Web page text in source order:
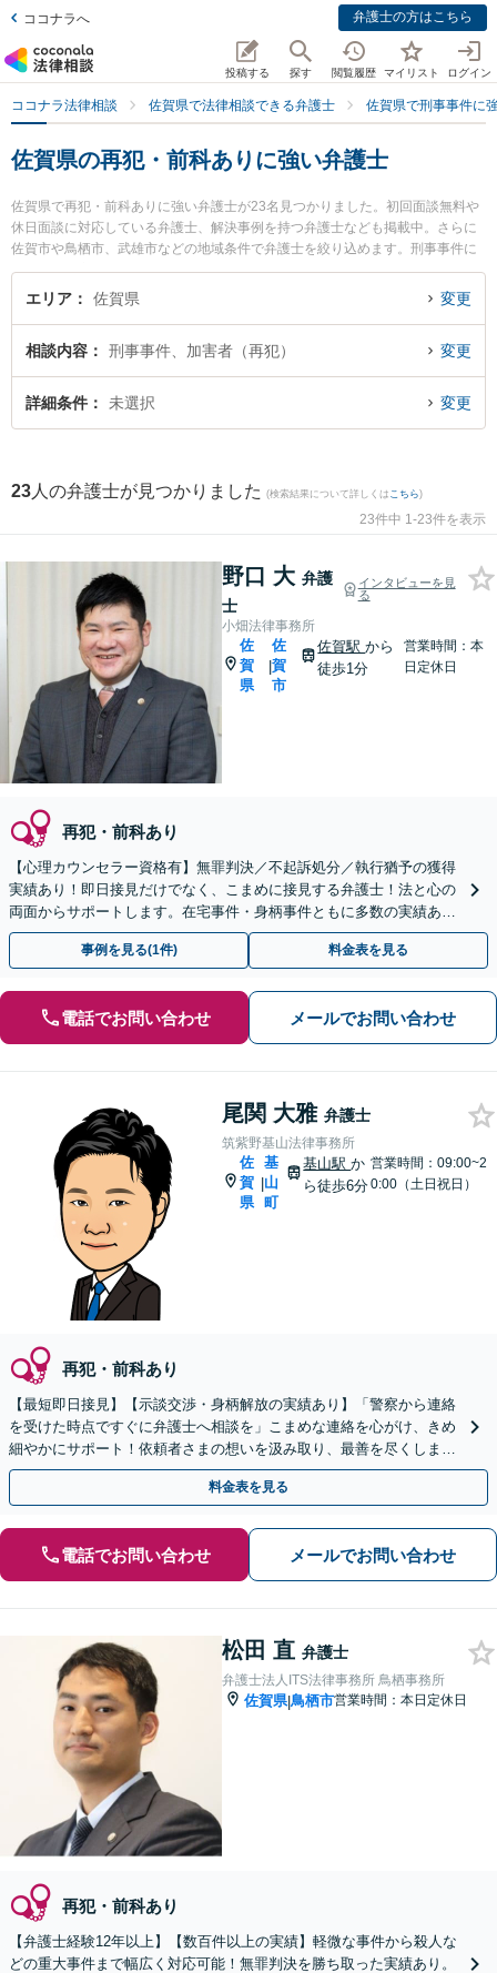
ココナラへ 弁護士の方はこちら
投稿する 探す 閲覧履歴 マイリスト ログイン
ココナラ法律相談 佐賀県で法律相談できる弁護士 佐賀県で刑事事件に
佐賀県の再犯・前科ありに強い弁護士
佐賀県で再犯・前科ありに強い弁護士が23名見つかりました。初回面談無料や
休日面談に対応している弁護士、解決事例を持つ弁護士なども掲載中。さらに
佐賀市や鳥栖市、武雄市などの地域条件で弁護士を絞り込めます。刑事事件に
関係する加害者側や少年事件、再犯・前科あり等の細かな分野での絞り込み検
索もでき便利です。特に小畑法律事務所の野口 大弁護士や筑紫野基山法律事務
所の尾関 大雅弁護士、弁護士法人ITS法律事務所 鳥栖事務所の松田 直弁護士の
日や夜間に発生した再犯・前科ありのトラブルを今すぐに弁護士に相談した
い』『再犯・前科ありのトラブル解決の実績豊富な近くの弁護士を検索した
い』『初回相談無料で再犯・前科ありを法律相談できる佐賀県内の弁護士に相
エリア 佐賀県 変更
相談内容 刑事事件、加害者（再犯） 変更
詳細条件 未選択 変更
23 人の弁護士が見つかりました (検索結果について詳しくは こちら)
23件中 1-23件を表示
野口 大 弁護
士
インタビューを見
る
小畑法律事務所
佐
賀
県
|
佐
賀
市
佐賀駅から
徒歩1分
営業時間：本
日定休日
再犯・前科あり
【心理カウンセラー資格有】無罪判決／不起訴処分／執行猶予の獲得
実績あり！即日接見だけでなく、こまめに接見する弁護士！法と心の
両面からサポートします。在宅事件・身柄事件ともに多数の実績あり
【初回相談無料】【佐賀駅1分】
事例を見る(1件) 料金表を見る
電話でお問い合わせ メールでお問い合わせ
尾関 大雅 弁護士
筑紫野基山法律事務所
佐
賀
県
|
基
山
町
基山駅か
ら徒歩6分
営業時間：09:00~2
0:00（土日祝日）
再犯・前科あり
【最短即日接見】【示談交渉・身柄解放の実績あり】「警察から連絡
を受けた時点ですぐに弁護士へ相談を」こまめな連絡を心がけ、きめ
細やかにサポート！依頼者さまの想いを汲み取り、最善を尽くします
【完全個室対応／守秘義務厳守】【土日祝・夜間相談可】
料金表を見る
電話でお問い合わせ メールでお問い合わせ
松田 直 弁護士
弁護士法人ITS法律事務所 鳥栖事務所
佐賀県|鳥栖市営業時間：本日定休日
再犯・前科あり
【弁護士経験12年以上】【数百件以上の実績】軽微な事件から殺人な
どの重大事件まで幅広く対応可能！無罪判決を勝ち取った実績あり。